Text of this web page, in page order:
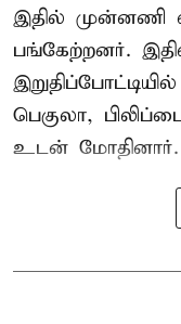
இதில் முன்னணி
பங்கேற்றனர்.
பெகுலா,
உடன் மோதினார்.